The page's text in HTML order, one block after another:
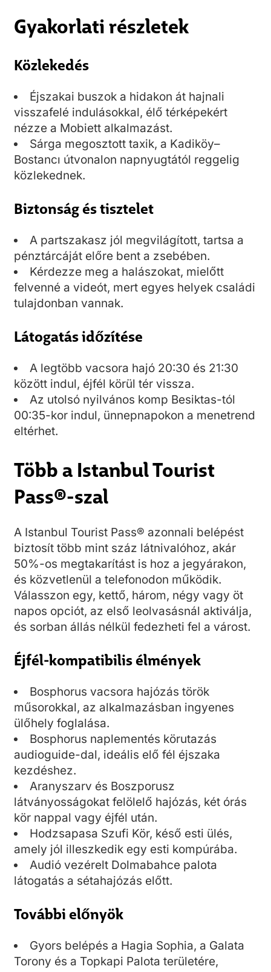
Gyakorlati részletek
Közlekedés
Éjszakai buszok a hidakon át hajnali
visszafelé indulásokkal, élő térképekért
nézze a Mobiett alkalmazást.
Sárga megosztott taxik, a Kadiköy–
Bostancı útvonalon napnyugtától reggelig
közlekednek.
Biztonság és tisztelet
A partszakasz jól megvilágított, tartsa a
pénztárcáját előre bent a zsebében.
Kérdezze meg a halászokat, mielőtt
felvenné a videót, mert egyes helyek családi
tulajdonban vannak.
Látogatás időzítése
A legtöbb vacsora hajó 20:30 és 21:30
között indul, éjfél körül tér vissza.
Az utolsó nyilvános komp Besiktas-tól
00:35-kor indul, ünnepnapokon a menetrend
eltérhet.
Több a Istanbul Tourist
Pass®-szal
A Istanbul Tourist Pass® azonnali belépést
biztosít több mint száz látnivalóhoz, akár
50%-os megtakarítást is hoz a jegyárakon,
és közvetlenül a telefonodon működik.
Válasszon egy, kettő, három, négy vagy öt
napos opciót, az első leolvasásnál aktiválja,
és sorban állás nélkül fedezheti fel a várost.
Éjfél-kompatibilis élmények
Bosphorus vacsora hajózás török
műsorokkal, az alkalmazásban ingyenes
ülőhely foglalása.
Bosphorus naplementés körutazás
audioguide-dal, ideális elő fél éjszaka
kezdéshez.
Aranyszarv és Boszporusz
látványosságokat felölelő hajózás, két órás
kör nappal vagy éjfél után.
Hodzsapasa Szufi Kör, késő esti ülés,
amely jól illeszkedik egy esti kompúrába.
Audió vezérelt Dolmabahce palota
látogatás a sétahajózás előtt.
További előnyök
Gyors belépés a Hagia Sophia, a Galata
Torony és a Topkapi Palota területére,